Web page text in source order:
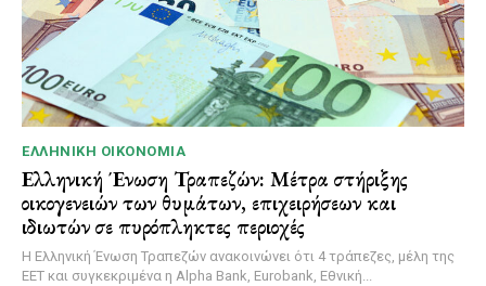
ΕΛΛΗΝΙΚΉ ΟΙΚΟΝΟΜΊΑ
Ελληνική Ένωση Τραπεζών: Μέτρα στήριξης
οικογενειών των θυμάτων, επιχειρήσεων και
ιδιωτών σε πυρόπληκτες περιοχές
Η Ελληνική Ένωση Τραπεζών ανακοινώνει ότι 4 τράπεζες, μέλη της
ΕΕΤ και συγκεκριμένα η Alpha Bank, Eurobank, Εθνική...